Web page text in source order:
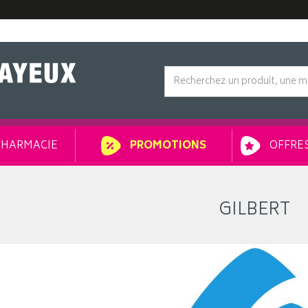
PROMOTIONS
GILBERT